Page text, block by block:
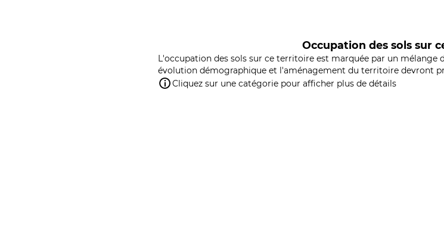
Occupation des sols sur
L'occupation des sols sur ce territoire est marquée par un mélange
évolution démographique et l'aménagement du territoire devront
Cliquez sur une catégorie pour afficher plus de détails